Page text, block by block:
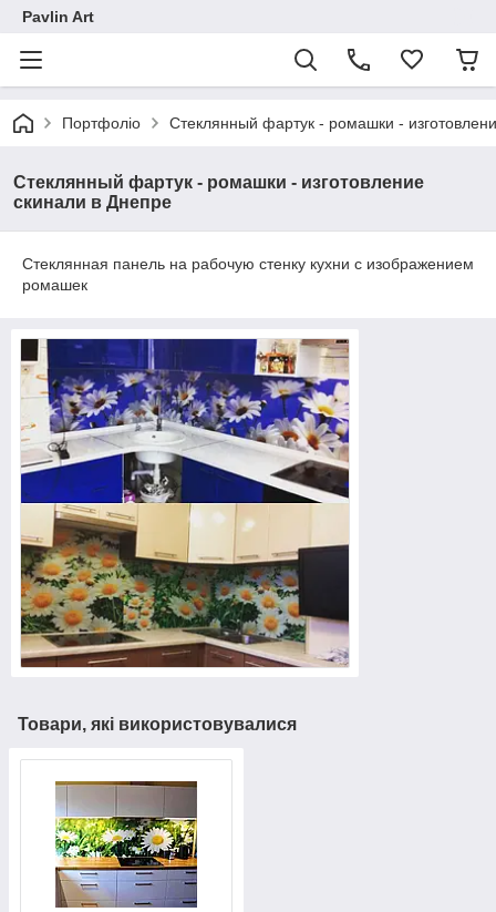
Pavlin Art
Портфоліо Стеклянный фартук - ромашки -
Стеклянный фартук - ромашки - изготовление
скинали в Днепре
Стеклянная панель на рабочую стенку кухни с изображением
ромашек
Товари, які використовувалися